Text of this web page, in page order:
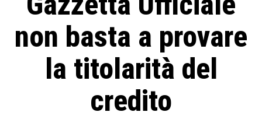
non basta a provare
la titolarità del
credito